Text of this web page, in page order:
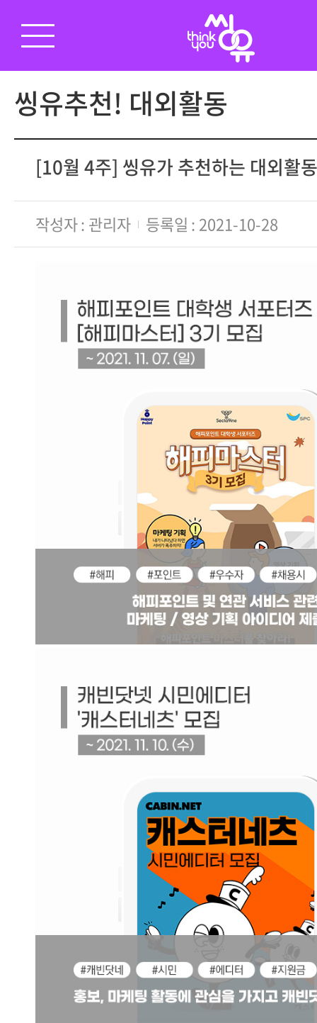
씽유추천! 대외활동
[10월 4주] 씽유가 추천하는 대외활
작성자 관리자 등록일 2021-10-28